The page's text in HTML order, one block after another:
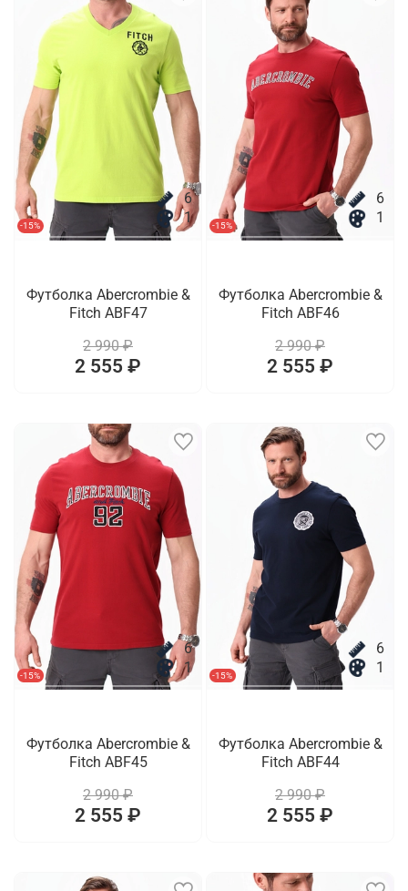
-15%
6
1
Футболка Abercrombie &
Fitch ABF47
2 990 ₽
2 555 ₽
-15%
6
1
Футболка Abercrombie &
Fitch ABF46
2 990 ₽
2 555 ₽
-15%
6
1
Футболка Abercrombie &
Fitch ABF45
2 990 ₽
2 555 ₽
-15%
6
1
Футболка Abercrombie &
Fitch ABF44
2 990 ₽
2 555 ₽